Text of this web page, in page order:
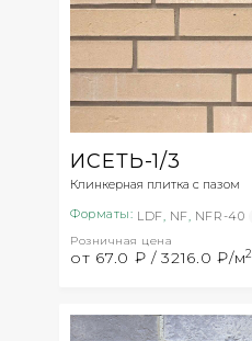
ИСЕТЬ-1/3
Клинкерная плитка с пазом
Форматы: LDF, NF, NFR-40
Розничная цена
от 67.0 ₽ / 3216.0 ₽/м2